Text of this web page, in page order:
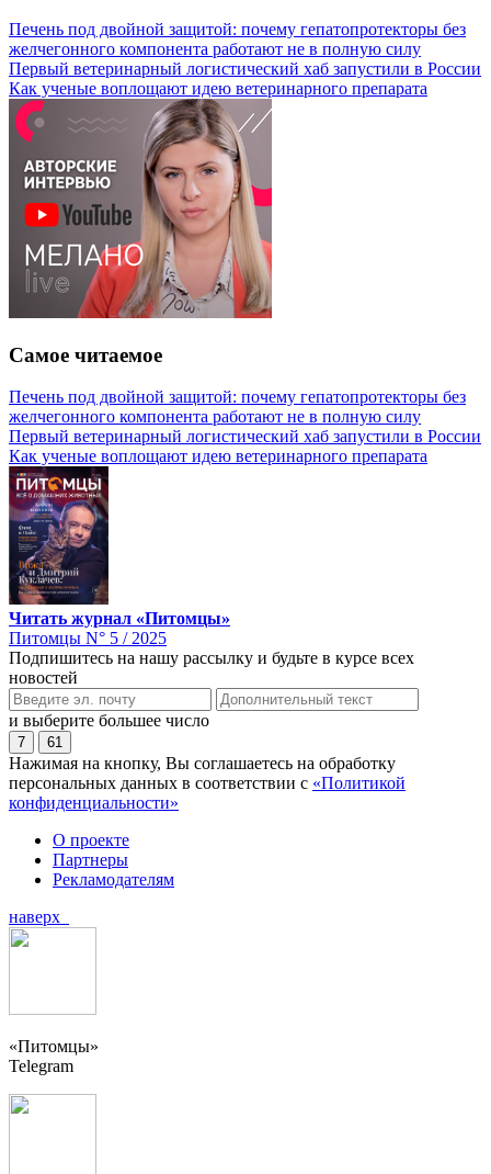
Печень под двойной защитой: почему гепатопротекторы без
желчегонного компонента работают не в полную силу
Первый ветеринарный логистический хаб запустили в России
Как ученые воплощают идею ветеринарного препарата
Самое читаемое
Печень под двойной защитой: почему гепатопротекторы без
желчегонного компонента работают не в полную силу
Первый ветеринарный логистический хаб запустили в России
Как ученые воплощают идею ветеринарного препарата
Читать журнал «Питомцы»
Питомцы N° 5 / 2025
Подпишитесь на нашу рассылку и будьте в курсе всех
новостей
и выберите большее число
7 61
Нажимая на кнопку, Вы соглашаетесь на обработку
персональных данных в соответствии с «Политикой
конфиденциальности»
О проекте
Партнеры
Рекламодателям
наверх
«Питомцы»
Telegram